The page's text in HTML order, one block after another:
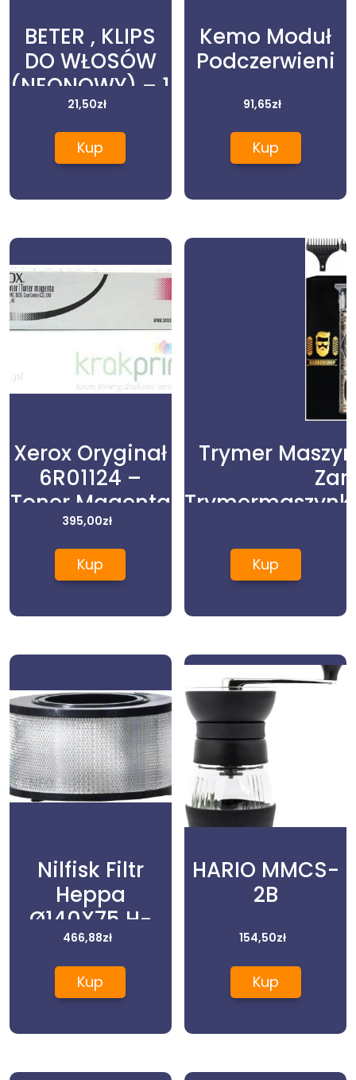
BETER , KLIPS
DO WŁOSÓW
(NEONOWY) – 1
SZTUKA
21,50zł
Kup
Kemo Moduł
Podczerwieni
91,65zł
Kup
Xerox Oryginał
6R01124 –
Toner Magenta
(8680)
395,00zł
Kup
Trymer
Kup
Nilfisk Filtr
Heppa
Ø140X75 H-
Class
107413555
466,88zł
Kup
HARIO MMCS-
2B
154,50zł
Kup